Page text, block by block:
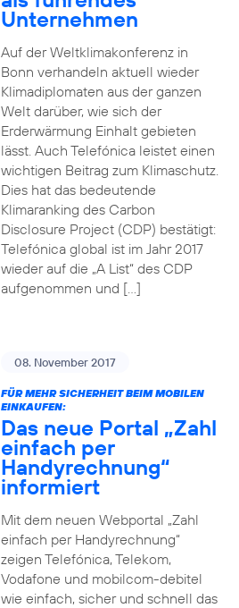
Unternehmen
Auf der Weltklimakonferenz in
Bonn verhandeln aktuell wieder
Klimadiplomaten aus der ganzen
Welt darüber, wie sich der
Erderwärmung Einhalt gebieten
lässt. Auch Telefónica leistet einen
wichtigen Beitrag zum Klimaschutz.
Dies hat das bedeutende
Klimaranking des Carbon
Disclosure Project (CDP) bestätigt:
Telefónica global ist im Jahr 2017
wieder auf die „A List“ des CDP
aufgenommen und […]
08. November 2017
FÜR MEHR SICHERHEIT BEIM MOBILEN
EINKAUFEN:
Das neue Portal „Zahl
einfach per
Handyrechnung“
informiert
Mit dem neuen Webportal „Zahl
einfach per Handyrechnung“
zeigen Telefónica, Telekom,
Vodafone und mobilcom-debitel
wie einfach, sicher und schnell das